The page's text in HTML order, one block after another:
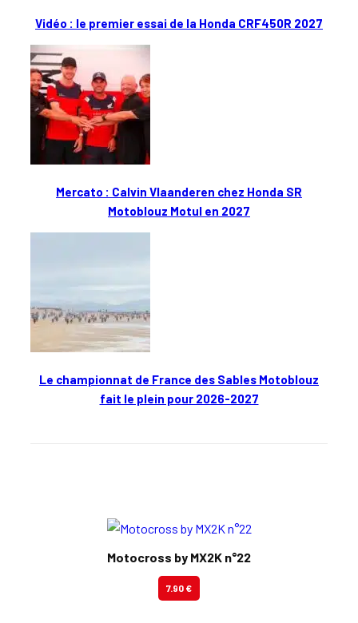
Vidéo : le premier essai de la Honda CRF450R 2027
Mercato : Calvin Vlaanderen chez Honda SR
Motoblouz Motul en 2027
Le championnat de France des Sables Motoblouz
fait le plein pour 2026-2027
Motocross by MX2K n°22
7.90 €